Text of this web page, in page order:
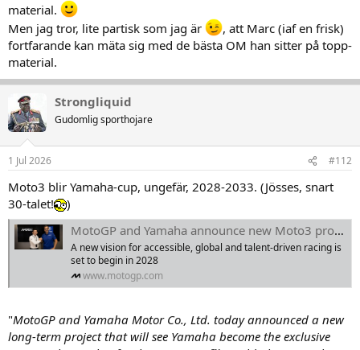
material.
Men jag tror, lite partisk som jag är
, att Marc (iaf en frisk)
fortfarande kan mäta sig med de bästa OM han sitter på topp-
material.
Strongliquid
Gudomlig sporthojare
1 Jul 2026 #112
Moto3 blir Yamaha-cup, ungefär, 2028-2033. (Jösses, snart
30-talet!
)
MotoGP and Yamaha announce new Moto3 project for the next generation of Grand Prix racing
A new vision for accessible, global and talent-driven racing is
set to begin in 2028
www.motogp.com
"MotoGP and Yamaha Motor Co., Ltd. today announced a new
long-term project that will see Yamaha become the exclusive